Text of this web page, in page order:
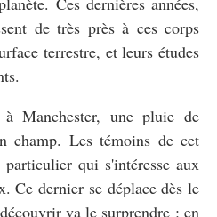
de très près à ces corps
terrestre, et leurs études
Manchester, une pluie de
champ. Les témoins de cet
qui s'intéresse aux
Ce dernier se déplace dès le
va le surprendre : en